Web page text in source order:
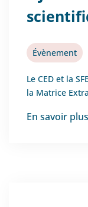
Évènement
Le CED et la
la Matrice
En savoir plus